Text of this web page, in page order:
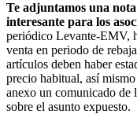
Te adjuntamos una
interesante para los
periódico Levante-EMV,
venta en periodo de
artículos deben haber
precio habitual, así
anexo un comunicado de
sobre el asunto expuesto.